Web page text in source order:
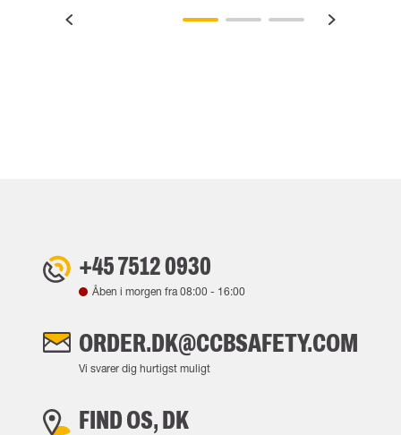
+45 7512 0930
Åben i morgen fra08:00 - 16:00
ORDER.DK@CCBSAFETY.COM
Vi svarer dig hurtigst muligt
FIND OS, DK